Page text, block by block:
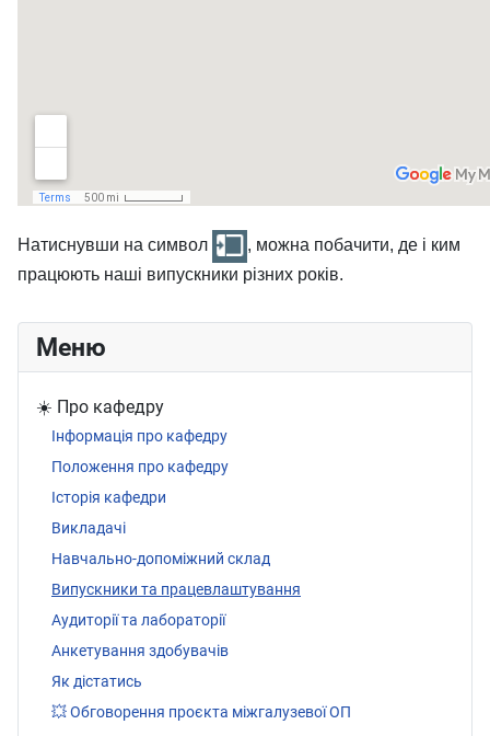
Меню
☀️ Про кафедру
Інформація про кафедру
Положення про кафедру
Історія кафедри
Викладачі
Навчально-допоміжний склад
Випускники та працевлаштування
Аудиторії та лабораторії
Анкетування здобувачів
Як дістатись
💥 Обговорення проєкта міжгалузевої ОП
Натиснувши на символ
, можна побачити, де і ким
працюють наші випускники різних років.